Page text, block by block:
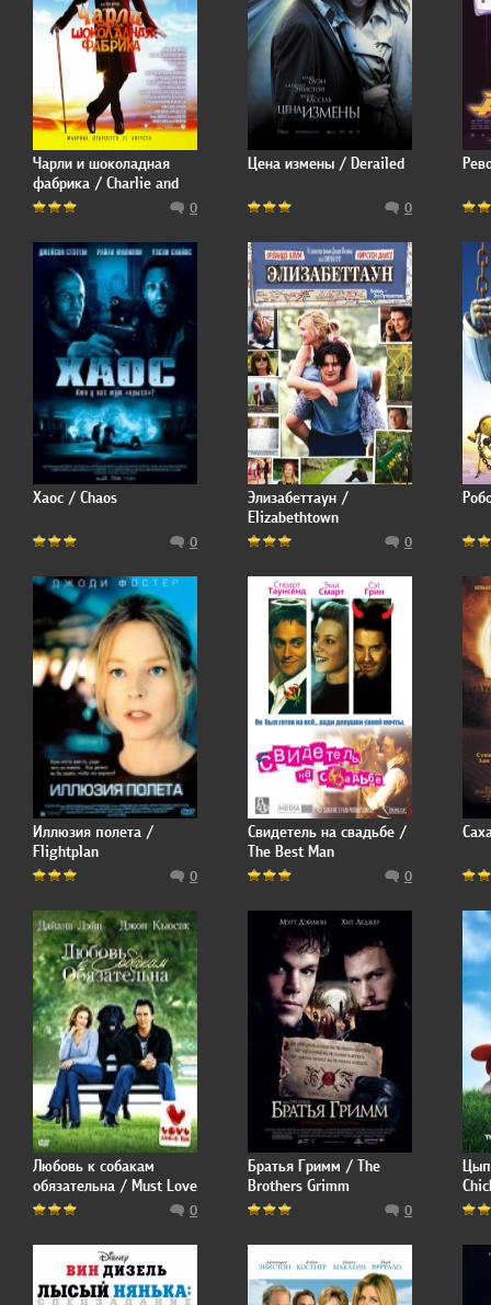
Чарли и шоколадная
фабрика / Charlie and
the Chocolate Factory
0
Цена измены / Derailed
0
Хаос / Chaos
0
Элизабеттаун /
Elizabethtown
0
Иллюзия полета /
Flightplan
0
Свидетель на свадьбе /
The Best Man
0
Любовь к собакам
обязательна / Must Love
Dogs
0
Братья Гримм / The
Brothers Grimm
0